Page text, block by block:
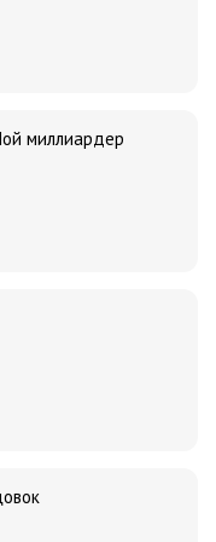
миллиардер